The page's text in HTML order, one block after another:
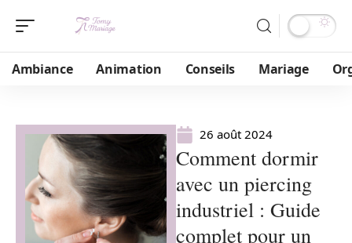
Ambiance Animation Conseils Mariage
26 août 2024
Comment dormir
avec un piercing
industriel : Guide
complet pour un